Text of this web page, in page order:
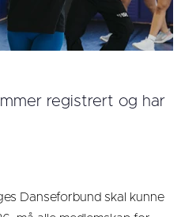
registrert og har
Danseforbund skal kunne